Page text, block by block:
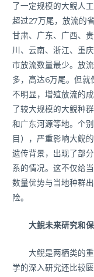
了一定规模的大鲵人
超过27万尾，放流的
甘肃、广东、广西、
川、云南、浙江、重
市放流数量最少。放
多，高达6万尾。但就
不明显，增殖放流的
了较大规模的大鲵种
和广东河源等地。个
目），严重影响大鲵
遗传背景，出现了部
系的情况。这不仅给
数量优势与当地种群
险。
大鲵未来研究和
大鲵是两栖类的重
学的深入研究还比较